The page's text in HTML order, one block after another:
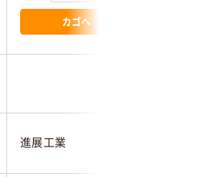
カゴへ
進展工業